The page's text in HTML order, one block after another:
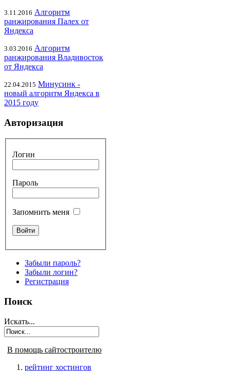
3.11.2016 Алгоритм
ранжирования Палех от
Яндекса
3.03.2016 Алгоритм
ранжирования Владивосток
от Яндекса
22.04.2015 Минусинк -
новый алгоритм Яндекса в
2015 году
Авторизация
Логин
Пароль
Запомнить меня
Забыли пароль?
Забыли логин?
Регистрация
Поиск
Искать...
В помощь сайтостроителю
рейтинг хостингов